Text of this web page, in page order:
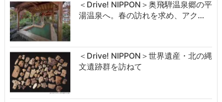
＜Drive! NIPPON＞奥飛騨温泉郷の平
湯温泉へ。春の訪れを求め、アク…
＜Drive! NIPPON＞世界遺産・北の縄
文遺跡群を訪ねて